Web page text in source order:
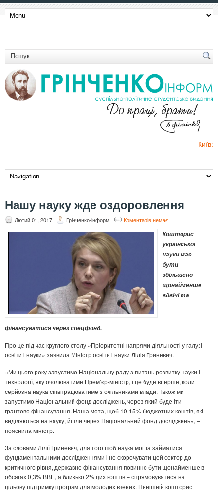
Київ:
Нашу науку жде оздоровлення
Лютий 01, 2017 Грінченко-інформ Коментарів немає
Кошторис
української
науки має
бути
збільшено
щонайменше
вдвічі та
фінансуватися через спецфонд.
Про це під час круглого столу «Пріоритетні напрями діяльності у галузі
освіти і науки» заявила Міністр освіти і науки Лілія Гриневич.
«Ми цього року запустимо Національну раду з питань розвитку науки і
технології, яку очолюватиме Прем’єр-міністр, і це буде вперше, коли
серйозна наука співпрацюватиме з очільниками влади. Також ми
запустимо Національний фонд досліджень, через який буде іти
грантове фінансування. Наша мета, щоб 10-15% бюджетних коштів, які
виділяються на науку, йшли через Національний фонд досліджень», –
пояснила міністр.
За словами Лілії Гриневич, для того щоб наука могла займатися
фундаментальними дослідженнями і не скорочувати цей сектор до
критичного рівня, державне фінансування повинно бути щонайменше в
обсягах 0,3% ВВП, а близько 2% цих коштів – спрямовуватися на
цільову підтримку програм для молодих вчених. Нинішній кошторис